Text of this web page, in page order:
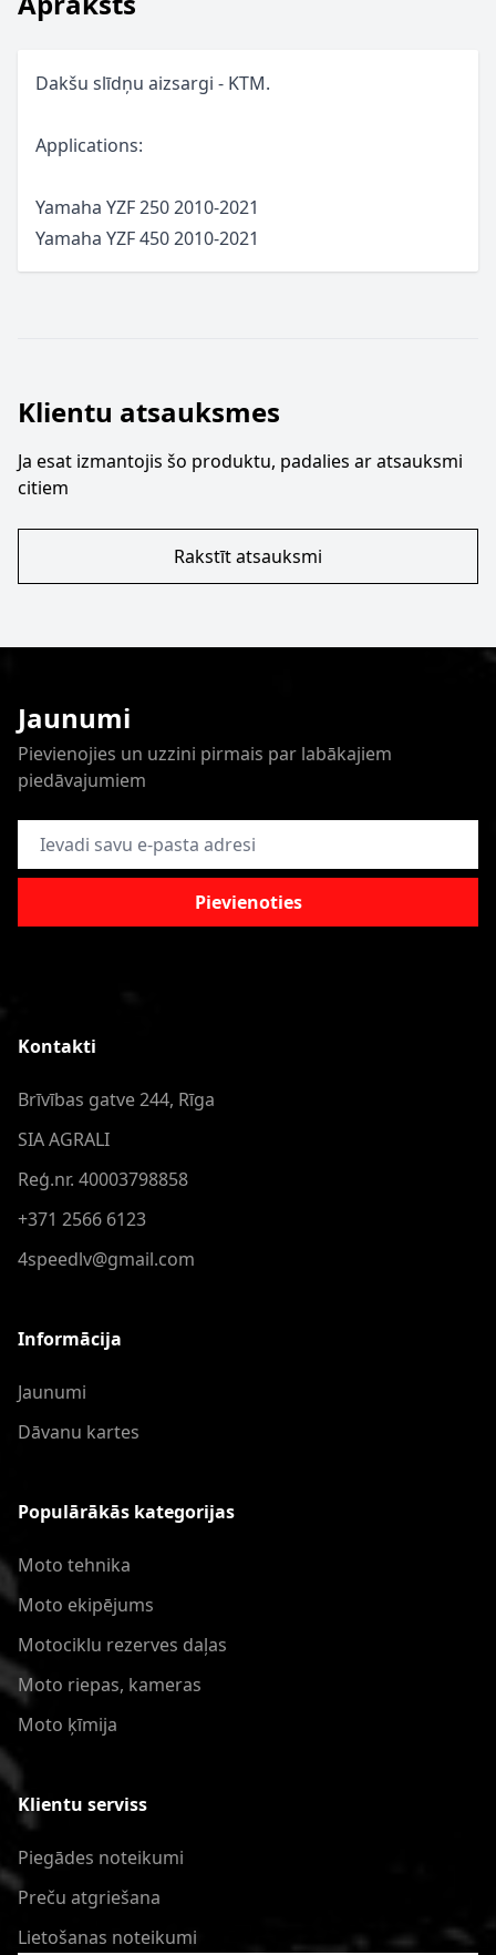
Dakšu slīdņu aizsargi - KTM.
Applications:
Yamaha YZF 250 2010-2021
Yamaha YZF 450 2010-2021
Klientu atsauksmes
Ja esat izmantojis šo produktu, padalies ar atsauksmi
citiem
Rakstīt atsauksmi
Jaunumi
Pievienojies un uzzini pirmais par labākajiem
piedāvajumiem
E-pasta adrese
Pievienoties
Kontakti
Brīvības gatve 244, Rīga
SIA AGRALI
Reģ.nr. 40003798858
+371 2566 6123
4speedlv@gmail.com
Informācija
Jaunumi
Dāvanu kartes
Populārākās kategorijas
Moto tehnika
Moto ekipējums
Motociklu rezerves daļas
Moto riepas, kameras
Moto ķīmija
Klientu serviss
Piegādes noteikumi
Preču atgriešana
Lietošanas noteikumi